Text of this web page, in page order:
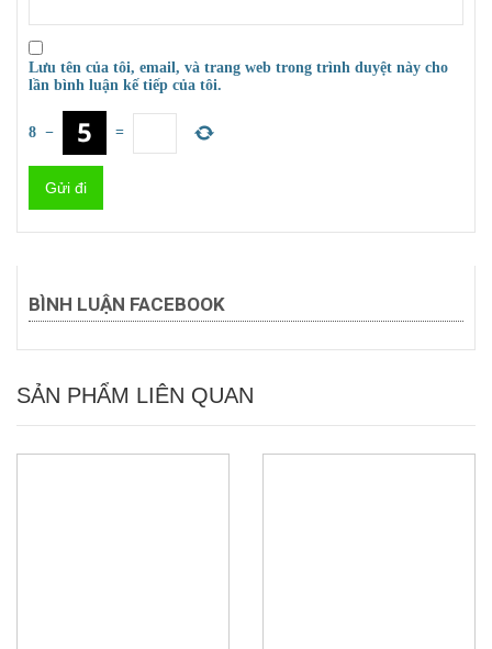
Lưu tên của tôi, email, và trang web trong trình duyệt này cho
lần bình luận kế tiếp của tôi.
8 − =
BÌNH LUẬN FACEBOOK
SẢN PHẨM LIÊN QUAN